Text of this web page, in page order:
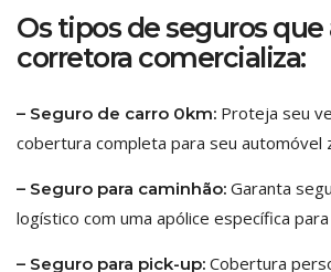
Os tipos de seguros que
corretora comercializa:
– Seguro de carro 0km: Proteja seu
cobertura completa para seu automóvel
– Seguro para caminhão: Garanta
logístico com uma apólice específica
– Seguro para pick-up: Cobertura